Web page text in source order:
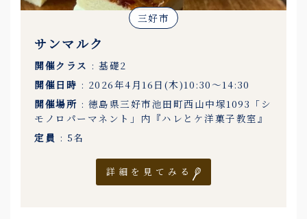
三好市
サンマルク
開催クラス : 基礎2
開催日時 : 2026年4月16日(木)10:30〜14:30
開催場所 : 徳島県三好市池田町西山中塚1093「シ
モノロパーマネント」内『ハレとケ洋菓子教室』
定員 : 5名
詳細を見てみる